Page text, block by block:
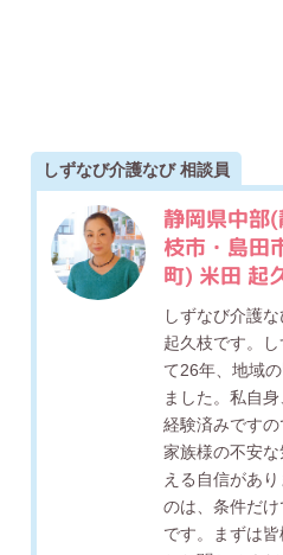
しずなび介護なび 相談員
静岡県中部
枝市・島田
町) 米田 起
しずなび介護
起久枝です。
て26年、地域
ました。私自
経験済みです
家族様の不安
える自信があ
のは、条件だけ
です。まずは